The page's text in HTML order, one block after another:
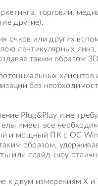
торговли,
другие).
или других
лентикулярных
таким образом
без
Plug&Play и не
имеет все
и мощный ПК с ОС
образом,
или слайд-шоу
двум измерениям X и